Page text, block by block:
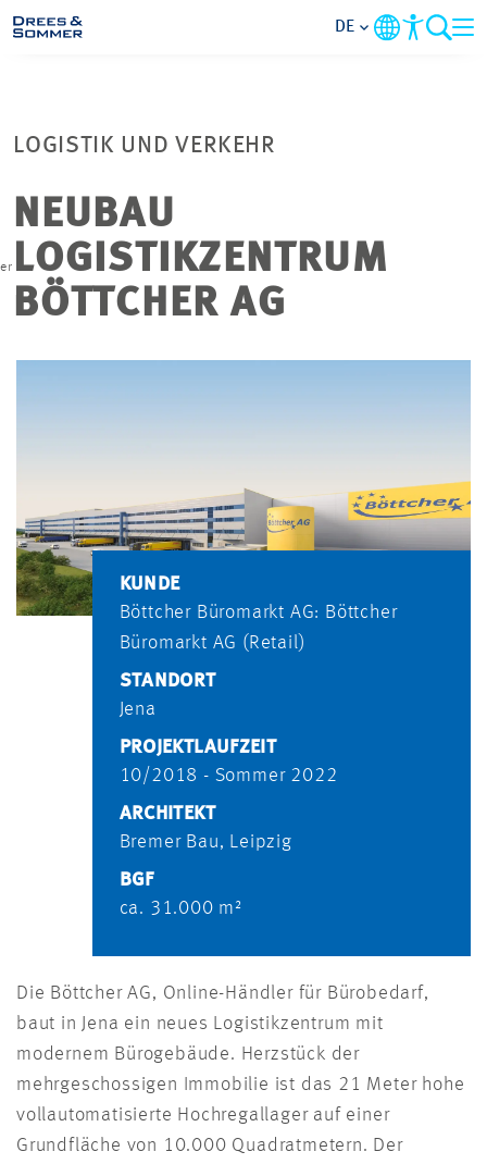
IM FOKUS
DE
LOGISTIK UND VERKEHR
NEUBAU
LOGISTIKZENTRUM
BÖTTCHER AG
KUNDE
Böttcher Büromarkt AG: Böttcher
Büromarkt AG (Retail)
STANDORT
Jena
PROJEKTLAUFZEIT
10/2018 - Sommer 2022
ARCHITEKT
Bremer Bau, Leipzig
BGF
ca. 31.000 m²
Die Böttcher AG, Online-Händler für Bürobedarf,
baut in Jena ein neues Logistikzentrum mit
modernem Bürogebäude. Herzstück der
mehrgeschossigen Immobilie ist das 21 Meter hohe
vollautomatisierte Hochregallager auf einer
Grundfläche von 10.000 Quadratmetern. Der